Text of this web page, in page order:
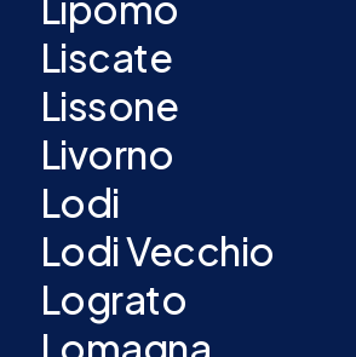
Liscate
Lissone
Livorno
Lodi
Lodi Vecchio
Lograto
Lomagna